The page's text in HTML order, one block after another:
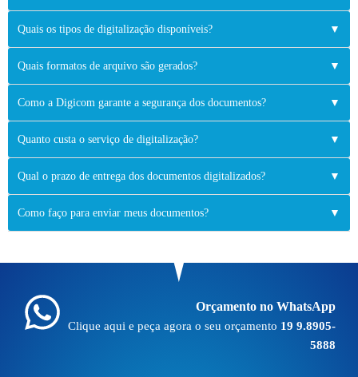
Quais os tipos de digitalização disponíveis? ▼
Quais formatos de arquivo são gerados? ▼
Como a Digicom garante a segurança dos documentos? ▼
Quanto custa o serviço de digitalização? ▼
Qual o prazo de entrega dos documentos digitalizados? ▼
Como faço para enviar meus documentos? ▼
Orçamento no WhatsApp
Clique aqui e peça agora o seu orçamento 19 9.8905-
5888